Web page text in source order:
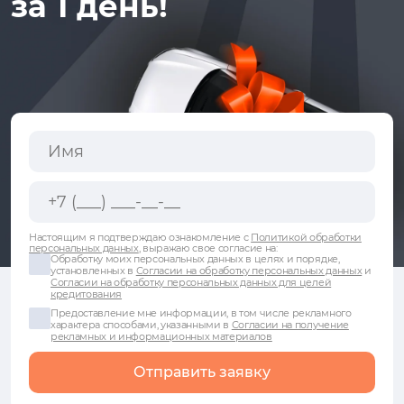
Настоящим я подтверждаю ознакомление с Политикой обработки
персональных данных, выражаю свое согласие на:
Обработку моих персональных данных в целях и порядке,
установленных в Согласии на обработку персональных данныхи
Согласии на обработку персональных данных для целей
кредитования
Предоставление мне информации, в том числе рекламного
характера способами, указанными в Согласии на получение
рекламных и информационных материалов
Отправить заявку